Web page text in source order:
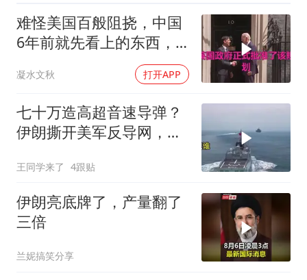
难怪美国百般阻挠，中国
6年前就先看上的东西，
凝水文秋 打开APP
七十万造高超音速导弹？
伊朗撕开美军反导网，炸
王同学来了 4跟贴
伊朗亮底牌了，产量翻了
三倍
兰妮搞笑分享